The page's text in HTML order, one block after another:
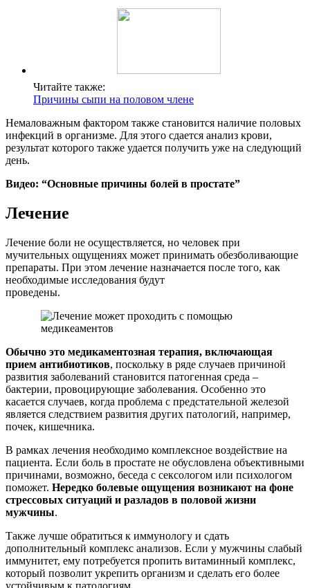
Читайте также:
Причины сыпи на половом члене
Немаловажным фактором также становится наличие половых
инфекций в организме. Для этого сдается анализ крови,
результат которого также удается получить уже на следующий
день.
Видео: “Основные причины болей в простате”
Лечение
Лечение боли не осуществляется, но человек при
мучительных ощущениях может принимать обезболивающие
препараты. При этом лечение назначается после того, как
необходимые исследования будут
проведены.
Обычно это медикаментозная терапия, включающая
прием антибиотиков, поскольку в ряде случаев причиной
развития заболеваний становится патогенная среда –
бактерии, провоцирующие заболевания. Особенно это
касается случаев, когда проблема с предстательной железой
является следствием развития других патологий, например,
почек, кишечника.
В рамках лечения необходимо комплексное воздействие на
пациента. Если боль в простате не обусловлена объективными
причинами, возможно, беседа с сексологом или психологом
поможет. Нередко болевые ощущения возникают на фоне
стрессовых ситуаций и разладов в половой жизни
мужчины.
Также лучше обратиться к иммунологу и сдать
дополнительный комплекс анализов. Если у мужчины слабый
иммунитет, ему потребуется пропить витаминный комплекс,
который позволит укрепить организм и сделать его более